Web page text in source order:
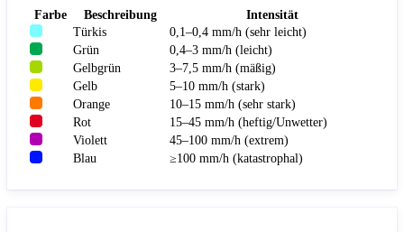
Farbe Beschreibung
Intensität
Türkis
0,1–0,4 mm/h (sehr leicht)
Grün
0,4–3 mm/h (leicht)
Gelbgrün
3–7,5 mm/h (mäßig)
Gelb
5–10 mm/h (stark)
Orange
10–15 mm/h (sehr stark)
Rot
15–45 mm/h (heftig/Unwetter)
Violett
45–100 mm/h (extrem)
Blau
≥100 mm/h (katastrophal)